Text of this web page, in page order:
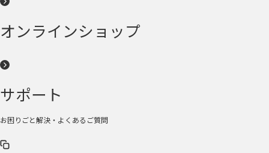
オンラインショップ
サポート
お困りごと解決・よくあるご質問